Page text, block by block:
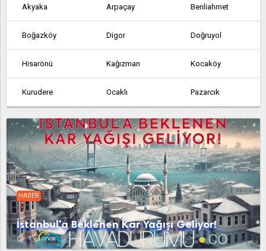
Akyaka Arpaçay Benliahmet
Boğazköy Digor Doğruyol
Hisarönü Kağızman Kocaköy
Kurudere Ocaklı Pazarcık
Sarıkamış Selim Susuz
Yeniköy
HABER
İstanbul'a Beklenen Kar Yağışı Geliyor!
access_time 1 yıl önce